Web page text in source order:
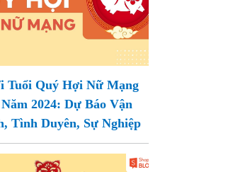
Tuổi Quý Hợi Nữ Mạng
Năm 2024: Dự Báo Vận
Tình Duyên, Sự Nghiệp